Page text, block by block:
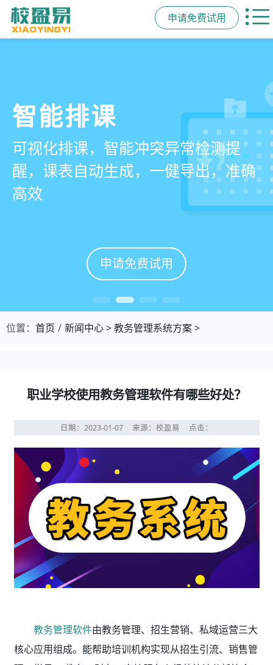
申请免费试用
管学校，用校盈易
培训机构教务管理系
统
有效提升运营管理效率45%
申请免费试用
智能排课
可视化排课，智能冲突异常检测提
醒，课表自动生成，一健导出，准确
高效
申请免费试用
课时统计
学员签到同步扣减课时，老师带课量
自动统计、汇总，数据清晰可查免扯
皮
申请免费试用
家校互动
一部手机链接教师、学员、家长，沟
通互动零距离，服务贴心铸口碑促续
费
申请免费试用
位置： 首页 新闻中心>教务管理系统方案>
职业学校使用教务管理软件有哪些好处？
日期：2023-01-07 来源：校盈易 点击：
教务管理软件由教务管理、招生营销、私域运营三大
核心应用组成。能帮助培训机构实现从招生引流、销售管